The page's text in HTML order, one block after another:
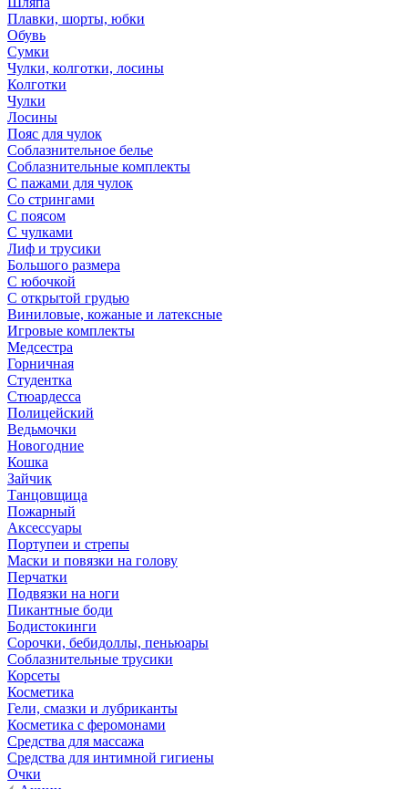
Плавки, шорты, юбки
Обувь
Сумки
Чулки, колготки, лосины
Колготки
Чулки
Лосины
Пояс для чулок
Соблазнительное белье
Соблазнительные комплекты
С пажами для чулок
Со стрингами
С поясом
С чулками
Лиф и трусики
Большого размера
С юбочкой
С открытой грудью
Виниловые, кожаные и латексные
Игровые комплекты
Медсестра
Горничная
Студентка
Стюардесса
Полицейский
Ведьмочки
Новогодние
Кошка
Зайчик
Танцовщица
Пожарный
Аксессуары
Портупеи и стрепы
Маски и повязки на голову
Перчатки
Подвязки на ноги
Пикантные боди
Бодистокинги
Сорочки, бебидоллы, пеньюары
Соблазнительные трусики
Корсеты
Косметика
Гели, смазки и лубриканты
Косметика с феромонами
Средства для массажа
Средства для интимной гигиены
Очки